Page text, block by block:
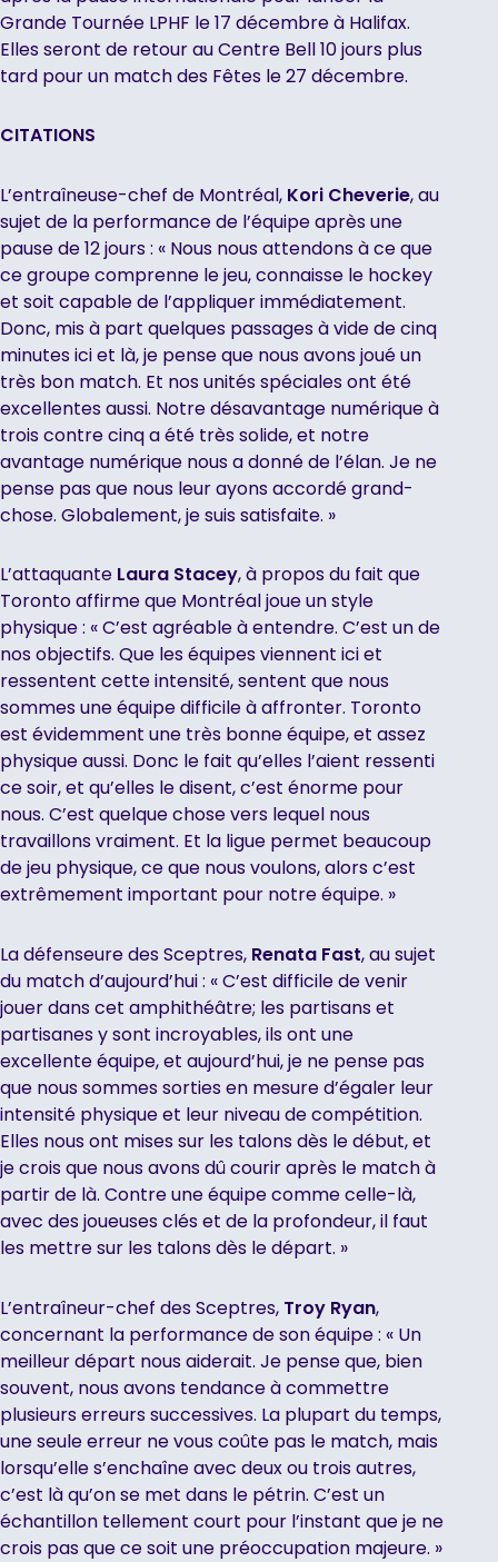
Grande Tournée LPHF le 17 décembre à Halifax.
Elles seront de retour au Centre Bell 10 jours plus
tard pour un match des Fêtes le 27 décembre.
CITATIONS
L’entraîneuse-chef de Montréal, Kori Cheverie, au
sujet de la performance de l’équipe après une
pause de 12 jours : « Nous nous attendons à ce que
ce groupe comprenne le jeu, connaisse le hockey
et soit capable de l’appliquer immédiatement.
Donc, mis à part quelques passages à vide de cinq
minutes ici et là, je pense que nous avons joué un
très bon match. Et nos unités spéciales ont été
excellentes aussi. Notre désavantage numérique à
trois contre cinq a été très solide, et notre
avantage numérique nous a donné de l’élan. Je ne
pense pas que nous leur ayons accordé grand-
chose. Globalement, je suis satisfaite. »
L’attaquante Laura Stacey, à propos du fait que
Toronto affirme que Montréal joue un style
physique : « C’est agréable à entendre. C’est un de
nos objectifs. Que les équipes viennent ici et
ressentent cette intensité, sentent que nous
sommes une équipe difficile à affronter. Toronto
est évidemment une très bonne équipe, et assez
physique aussi. Donc le fait qu’elles l’aient ressenti
ce soir, et qu’elles le disent, c’est énorme pour
nous. C’est quelque chose vers lequel nous
travaillons vraiment. Et la ligue permet beaucoup
de jeu physique, ce que nous voulons, alors c’est
extrêmement important pour notre équipe. »
La défenseure des Sceptres, Renata Fast, au sujet
du match d’aujourd’hui : « C’est difficile de venir
jouer dans cet amphithéâtre; les partisans et
partisanes y sont incroyables, ils ont une
excellente équipe, et aujourd’hui, je ne pense pas
que nous sommes sorties en mesure d’égaler leur
intensité physique et leur niveau de compétition.
Elles nous ont mises sur les talons dès le début, et
je crois que nous avons dû courir après le match à
partir de là. Contre une équipe comme celle-là,
avec des joueuses clés et de la profondeur, il faut
les mettre sur les talons dès le départ. »
L’entraîneur-chef des Sceptres, Troy Ryan,
concernant la performance de son équipe : « Un
meilleur départ nous aiderait. Je pense que, bien
souvent, nous avons tendance à commettre
plusieurs erreurs successives. La plupart du temps,
une seule erreur ne vous coûte pas le match, mais
lorsqu’elle s’enchaîne avec deux ou trois autres,
c’est là qu’on se met dans le pétrin. C’est un
échantillon tellement court pour l’instant que je ne
crois pas que ce soit une préoccupation majeure. »